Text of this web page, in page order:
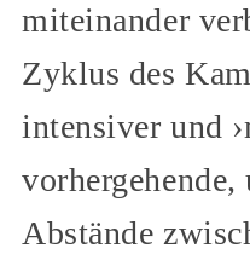
miteinander
Zyklus des
intensiver und
Abstände